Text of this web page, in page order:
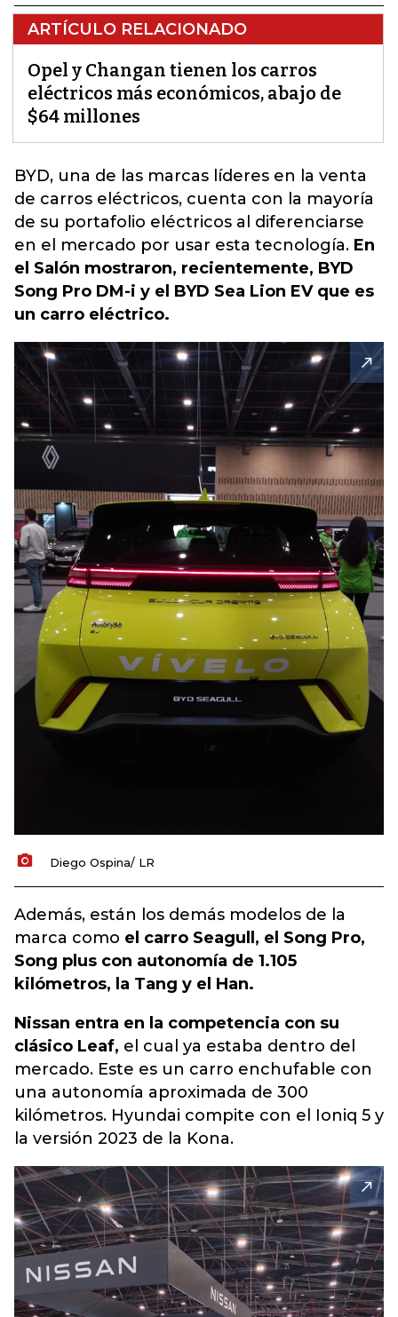
ARTÍCULO RELACIONADO
Opel y Changan tienen los carros
eléctricos más económicos, abajo de
$64 millones
BYD, una de las marcas líderes en la venta
de carros eléctricos, cuenta con la mayoría
de su portafolio eléctricos al diferenciarse
en el mercado por usar esta tecnología. En
el Salón mostraron, recientemente, BYD
Song Pro DM-i y el BYD Sea Lion EV que es
un carro eléctrico.
Diego Ospina/ LR
Además, están los demás modelos de la
marca como el carro Seagull, el Song Pro,
Song plus con autonomía de 1.105
kilómetros, la Tang y el Han.
Nissan entra en la competencia con su
clásico Leaf, el cual ya estaba dentro del
mercado. Este es un carro enchufable con
una autonomía aproximada de 300
kilómetros. Hyundai compite con el Ioniq 5 y
la versión 2023 de la Kona.